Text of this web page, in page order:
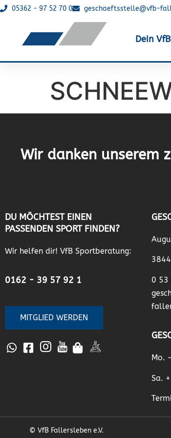
05362 - 97 52 70 0 geschaeftsstelle@vfb-
Dein VfB
Wir danken unserem
DU MÖCHTEST EINEN
PASSENDEN SPORT FINDEN?
Wir helfen dir! VfB Sportberatung:
0162 - 39 57 92 1
MITGLIED WERDEN
0 53
Mo.
Sa.
© VfB Fallersleben e.V.